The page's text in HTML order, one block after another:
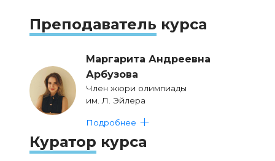
Преподаватель курса
Маргарита Андреевна
Арбузова
Член жюри олимпиады
им. Л. Эйлера
Подробнее
Куратор курса